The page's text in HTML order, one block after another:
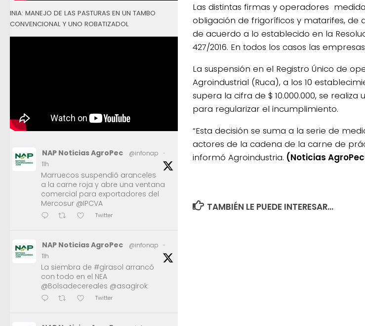
Las distintas firmas y operadores
obligación de frigoríficos y matarifes, de
de acuerdo a lo establecido en la
427/2016. En todos los casos las
La suspensión en el Registro Único de
Agroindustrial (Ruca), a los 10
supera la cifra de $ 10.000.000, se
para regularizar el incumplimiento.
“Esta decisión se suma a la serie de
actores de la cadena de la carne de
informó Agroindustria. (Noticias
TAMBIÉN LE PUEDE INTERESAR...
INIA: MANEJO DE LAS PASTURAS EN UN TAMBO
CONVENCIONAL Y UNO ROBATIZADOL
NAP Noticias AgroPec @infonap
·
11h
Marruecos suspendió aranceles
a la carne roja y abre una ventana
comercial para exportadores del
Mercosur @IPCVA
Twitter
NAP Noticias AgroPec @infonap
·
11h
La siembra de #girasol arrancó
con todo en el NEA
@Bolsadecereales @asagirok
Twitter